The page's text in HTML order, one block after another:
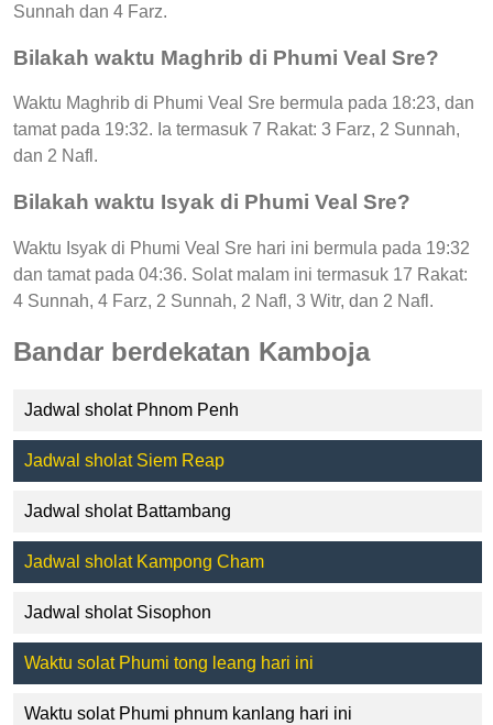
Sunnah dan 4 Farz.
Bilakah waktu Maghrib di Phumi Veal Sre?
Waktu Maghrib di Phumi Veal Sre bermula pada 18:23, dan
tamat pada 19:32. Ia termasuk 7 Rakat: 3 Farz, 2 Sunnah,
dan 2 Nafl.
Bilakah waktu Isyak di Phumi Veal Sre?
Waktu Isyak di Phumi Veal Sre hari ini bermula pada 19:32
dan tamat pada 04:36. Solat malam ini termasuk 17 Rakat:
4 Sunnah, 4 Farz, 2 Sunnah, 2 Nafl, 3 Witr, dan 2 Nafl.
Bandar berdekatan Kamboja
Jadwal sholat Phnom Penh
Jadwal sholat Siem Reap
Jadwal sholat Battambang
Jadwal sholat Kampong Cham
Jadwal sholat Sisophon
Waktu solat Phumi tong leang hari ini
Waktu solat Phumi phnum kanlang hari ini